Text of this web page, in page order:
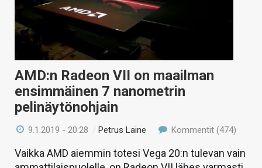
AMD:n Radeon VII on maailman
ensimmäinen 7 nanometrin
pelinäytönohjain
9.1.2019 - 20:28 /Petrus Laine Kommentit (474)
Vaikka AMD aiemmin totesi Vega 20:n tulevan vain